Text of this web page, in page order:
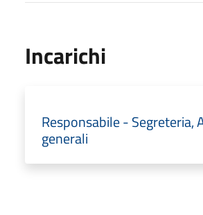
Incarichi
Responsabile - Segreteria,
generali